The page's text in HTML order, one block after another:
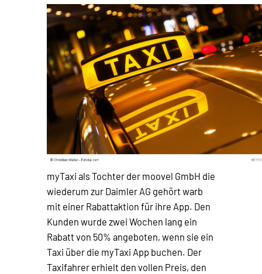
myTaxi als Tochter der moovel GmbH die
wiederum zur Daimler AG gehört warb
mit einer Rabattaktion für ihre App. Den
Kunden wurde zwei Wochen lang ein
Rabatt von 50% angeboten, wenn sie ein
Taxi über die myTaxi App buchen. Der
Taxifahrer erhielt den vollen Preis, den